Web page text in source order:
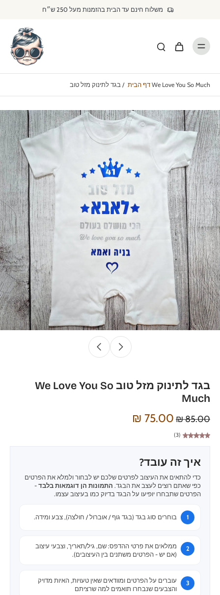
משלוח חינם עד הבית בהזמנות מעל 250 ש״ח
דף הבית / בגד לתינוק מזל טוב We Love You So Much
בגד לתינוק מזל טוב We Love You So
Much
85.00 ₪
75.00 ₪
(3)
איך זה עובד?
כדי להתאים את העיצוב לפרטים שלכם יש לבחור ולמלא את הפרטים
כפי שאתם רוצים לעצב את הבגד. התמונות הן דוגמאות בלבד -
הפרטים שתבחרו יופיעו על הבגד בדיוק כמו בעיצוב עצמו.
בוחרים סוג בגד (בגד גוף / אוברול / חולצה), צבע ומידה.
ממלאים את פרטי ההדפס: שם, גיל/תאריך, וצבעי עיצוב
(אם יש - הפרטים משתנים בין העיצובים).
עוברים על הפרטים ומוודאים שאין טעויות, האיות מדויק
והצבעים שנבחרו תואמים למה שרציתם